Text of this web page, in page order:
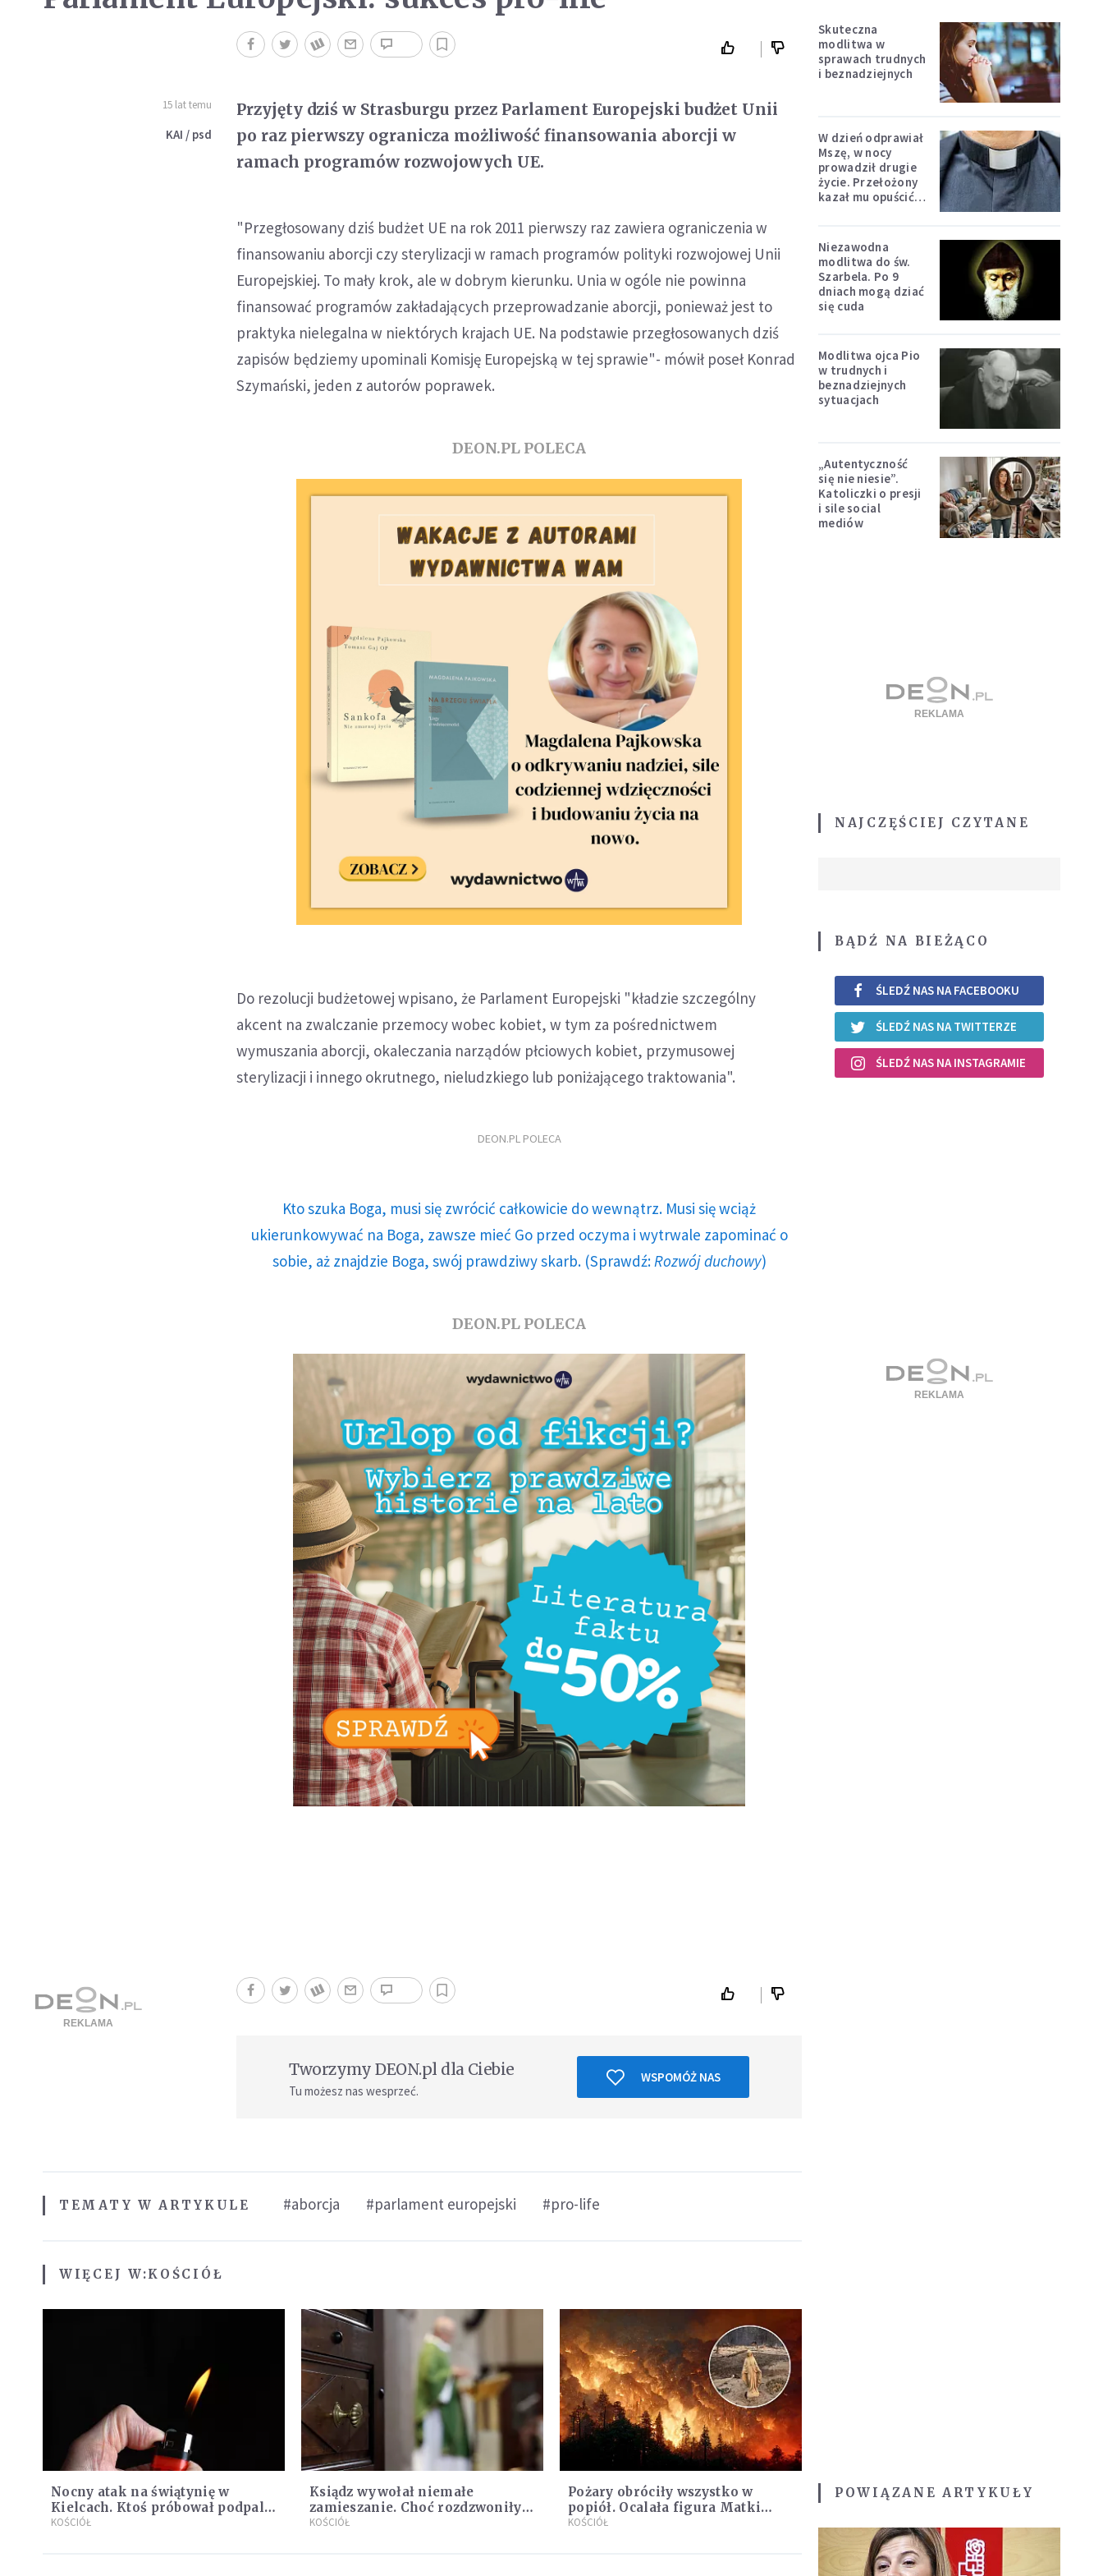
15 lat temu
KAI / psd
Przyjęty dziś w Strasburgu przez Parlament Europejski budżet Unii
po raz pierwszy ogranicza możliwość finansowania aborcji w
ramach programów rozwojowych UE.
"Przegłosowany dziś budżet UE na rok 2011 pierwszy raz zawiera ograniczenia w
finansowaniu aborcji czy sterylizacji w ramach programów polityki rozwojowej Unii
Europejskiej. To mały krok, ale w dobrym kierunku. Unia w ogóle nie powinna
finansować programów zakładających przeprowadzanie aborcji, ponieważ jest to
praktyka nielegalna w niektórych krajach UE. Na podstawie przegłosowanych dziś
zapisów będziemy upominali Komisję Europejską w tej sprawie"- mówił poseł Konrad
Szymański, jeden z autorów poprawek.
DEON.PL POLECA
Do rezolucji budżetowej wpisano, że Parlament Europejski "kładzie szczególny
akcent na zwalczanie przemocy wobec kobiet, w tym za pośrednictwem
wymuszania aborcji, okaleczania narządów płciowych kobiet, przymusowej
sterylizacji i innego okrutnego, nieludzkiego lub poniżającego traktowania".
DEON.PL POLECA
Kto szuka Boga, musi się zwrócić całkowicie do wewnątrz. Musi się wciąż
ukierunkowywać na Boga, zawsze mieć Go przed oczyma i wytrwale zapominać o
sobie, aż znajdzie Boga, swój prawdziwy skarb. (Sprawdź:Rozwój duchowy)
DEON.PL POLECA
Tworzymy DEON.pl dla Ciebie
Tu możesz nas wesprzeć.
WSPOMÓŻ NAS
TEMATY W ARTYKULE #aborcja #parlament europejski #pro-life
WIĘCEJ W:KOŚCIÓŁ
Nocny atak na świątynię w
Kielcach. Ktoś próbował podpalić
kościół
KOŚCIÓŁ
Ksiądz wywołał niemałe
zamieszanie. Choć rozdzwoniły
się telefony z całego kraju,
KOŚCIÓŁ
Pożary obróciły wszystko w
popiół. Ocalała figura Matki
Bożej
KOŚCIÓŁ
Skuteczna
modlitwa w
sprawach trudnych
i beznadziejnych
W dzień odprawiał
Mszę, w nocy
prowadził drugie
życie. Przełożony
kazał mu opuścić
Niezawodna
modlitwa do św.
Szarbela. Po 9
dniach mogą dziać
się cuda
Modlitwa ojca Pio
w trudnych i
beznadziejnych
sytuacjach
„Autentyczność
się nie niesie”.
Katoliczki o presji
i sile social
mediów
NAJCZĘŚCIEJ CZYTANE
BĄDŹ NA BIEŻĄCO
ŚLEDŹ NAS NA FACEBOOKU
ŚLEDŹ NAS NA TWITTERZE
ŚLEDŹ NAS NA INSTAGRAMIE
POWIĄZANE ARTYKUŁY